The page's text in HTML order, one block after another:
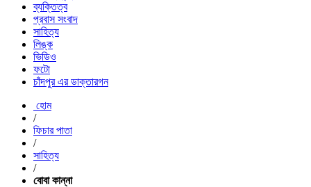
ব্যক্তিত্ব
প্রবাস সংবাদ
সাহিত্য
লিঙ্ক
ভিডিও
ফটো
চাঁদপুর এর ডাক্তারগন
হোম
/
ফিচার পাতা
/
সাহিত্য
/
বোবা কান্না